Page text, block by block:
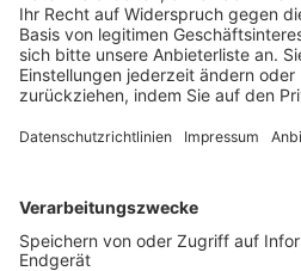
Login SpielPlus
FOLGE DEM BFV
TOP-VEREINE